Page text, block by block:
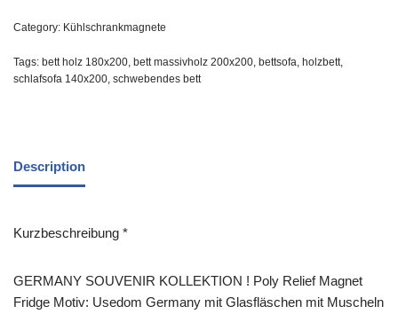
Category: Kühlschrankmagnete
Tags: bett holz 180x200 bett massivholz 200x200 bettsofa holzbett
schlafsofa 140x200 schwebendes bett
Description
Kurzbeschreibung *
GERMANY SOUVENIR KOLLEKTION ! Poly Relief Magnet
Fridge Motiv: Usedom Germany mit Glasfläschen mit Muscheln